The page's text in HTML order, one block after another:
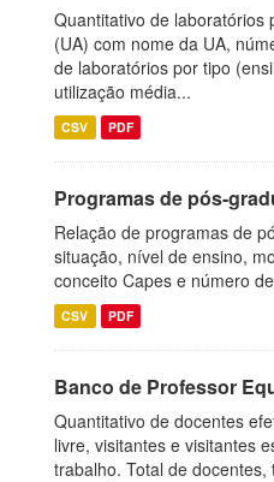
Quantitativo de laboratórios
(UA) com nome da UA,
de laboratórios por tipo
utilização média...
CSV PDF
Programas de pós-
Relação de programas de
situação, nível de ensino,
conceito Capes e número
CSV PDF
Banco de Professor
Quantitativo de docentes
livre, visitantes e visitantes
trabalho. Total de